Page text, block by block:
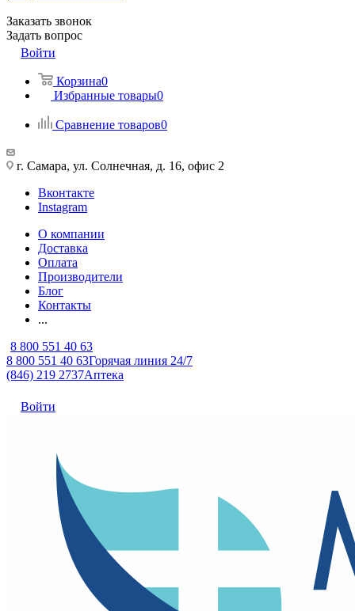
Заказать звонок
Задать вопрос
Войти
Корзина0
Избранные товары0
Сравнение товаров0
г. Самара, ул. Солнечная, д. 16, офис 2
Вконтакте
Instagram
О компании
Доставка
Оплата
Производители
Блог
Контакты
...
8 800 551 40 63
8 800 551 40 63Горячая линия 24/7
(846) 219 2737Аптека
Войти